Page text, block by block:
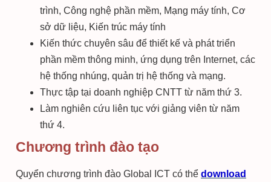
trình, Công nghệ phần mềm, Mạng máy tính, Cơ
sở dữ liệu, Kiến trúc máy tính
Kiến thức chuyên sâu để thiết kế và phát triển
phần mềm thông minh, ứng dụng trên Internet, các
hệ thống nhúng, quản trị hệ thống và mạng.
Thực tập tại doanh nghiệp CNTT từ năm thứ 3.
Làm nghiên cứu liên tục với giảng viên từ năm
thứ 4.
Chương trình đào tạo
Quyển chương trình đào Global ICT có thể download